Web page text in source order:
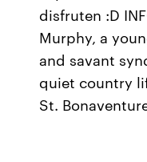
disfruten :D
Murphy, a
and savant
quiet country
St.